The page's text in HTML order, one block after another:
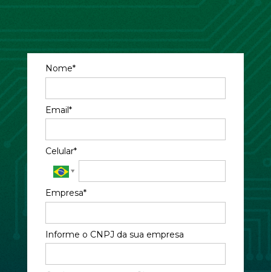
Nome*
Email*
Celular*
Empresa*
Informe o CNPJ da sua empresa